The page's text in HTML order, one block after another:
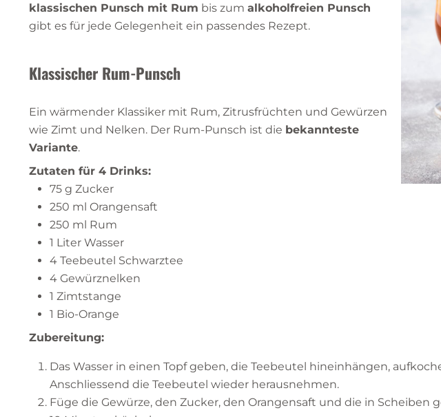
klassischen Punsch mit Rum bis zum alkoholfreien Punsch
gibt es für jede Gelegenheit ein passendes Rezept.
Klassischer Rum-Punsch
Ein wärmender Klassiker mit Rum, Zitrusfrüchten und Gewürzen
wie Zimt und Nelken. Der Rum-Punsch ist die bekannteste
Variante.
Zutaten für 4 Drinks:
75 g Zucker
250 ml Orangensaft
250 ml Rum
1 Liter Wasser
4 Teebeutel Schwarztee
4 Gewürznelken
1 Zimtstange
1 Bio-Orange
Zubereitung:
Das Wasser in einen Topf geben, die Teebeutel hineinhängen,
Anschliessend die Teebeutel wieder herausnehmen.
Füge die Gewürze, den Zucker, den Orangensaft und die in Scheiben